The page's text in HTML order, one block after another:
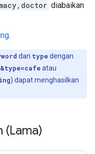
diabaikan
.
dan typedengan
atau
) dapat menghasilkan
(Lama)